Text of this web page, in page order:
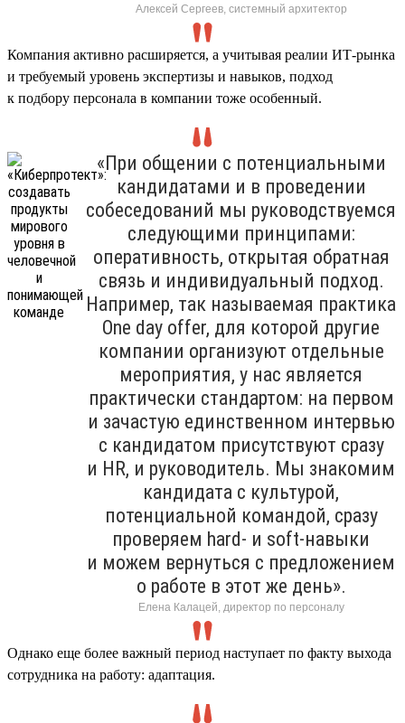
Алексей Сергеев, системный архитектор
Компания активно расширяется, а учитывая реалии ИТ-рынка
и требуемый уровень экспертизы и навыков, подход
к подбору персонала в компании тоже особенный.
«При общении с потенциальными
кандидатами и в проведении
собеседований мы руководствуемся
следующими принципами:
оперативность, открытая обратная
связь и индивидуальный подход.
Например, так называемая практика
One day offer, для которой другие
компании организуют отдельные
мероприятия, у нас является
практически стандартом: на первом
и зачастую единственном интервью
с кандидатом присутствуют сразу
и HR, и руководитель. Мы знакомим
кандидата с культурой,
потенциальной командой, сразу
проверяем hard- и soft-навыки
и можем вернуться с предложением
о работе в этот же день».
Елена Калацей, директор по персоналу
Однако еще более важный период наступает по факту выхода
сотрудника на работу: адаптация.